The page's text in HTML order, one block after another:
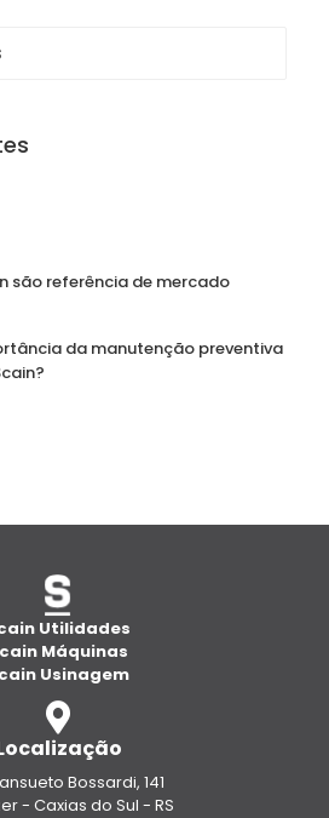
são referência de mercado
da manutenção preventiva
Utilidades
Máquinas
Usinagem
Bossardi, 141
- Caxias do Sul - RS